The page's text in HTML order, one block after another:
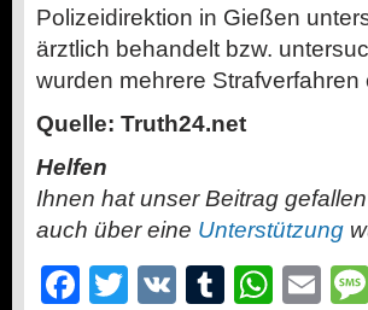
Polizeidirektion in Gießen
ärztlich behandelt bzw.
wurden mehrere Strafverfahren
Quelle: Truth24.net
Helfen
Ihnen hat unser Beitrag
auch über eine Unterstützung
Facebook
Twitter
VK Tumblr